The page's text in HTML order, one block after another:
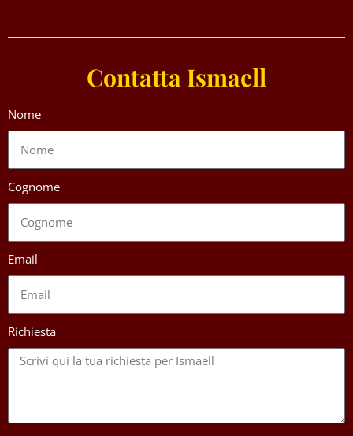
Contatta Ismaell
Nome
Cognome
Email
Richiesta